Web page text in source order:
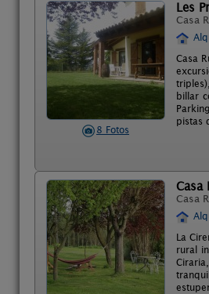
8 Fotos
Les
Casa
Casa
billar
pistas
Casa
Casa
La
rural